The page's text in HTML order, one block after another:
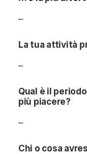
–
La tua attività
–
Qual è il
più piacere?
–
Chi o cosa